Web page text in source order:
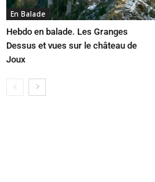
En Balade
Hebdo en balade. Les Granges
Dessus et vues sur le château de
Joux